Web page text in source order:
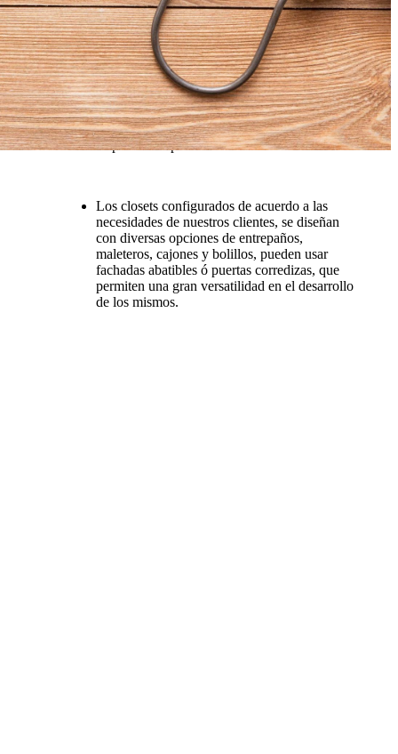
CARACTERÍSTICAS
Closets diseñados y fabricados en madera o a
la medida de cada proyecto, optimizados para
un máximo aprovechamiento del material con
respecto al espacio.
Los closets configurados de acuerdo a las
necesidades de nuestros clientes, se diseñan
con diversas opciones de entrepaños,
maleteros, cajones y bolillos, pueden usar
fachadas abatibles ó puertas corredizas, que
permiten una gran versatilidad en el desarrollo
de los mismos.